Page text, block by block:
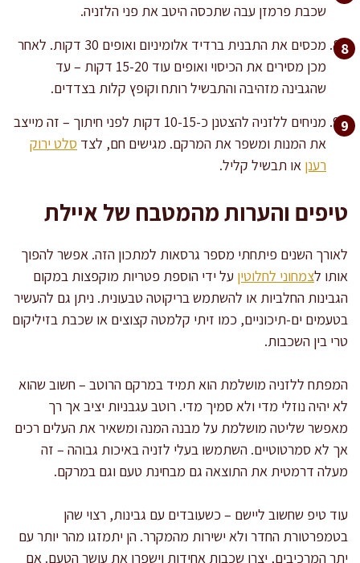
שכבת פרמזן עבה שתכסה היטב את פני הלזניה.
מכסים את התבנית ברדיד אלומיניום ואופים 30 דקות. לאחר
מכן מסירים את הכיסוי ואופים עוד 15-20 דקות – עד
שהגבינה מזהיבה והתבשיל רותח וקופץ קלות בצדדים.
מניחים ללזניה להצטנן כ-10-15 דקות לפני חיתוך – זה מייצב
את המנות ומשפר את המרקם. מגישים חם, לצד סלט ירוק
רענן או תבשיל קליל.
טיפים והערות מהמטבח של איילת
לאורך השנים פיתחתי מספר גרסאות למתכון הזה. אפשר להפוך
אותו לצמחוני לחלוטין על ידי הוספת פטריות מוקפצות במקום
הגבינות החלביות או להשתמש בריקוטה טבעונית. ניתן גם להעשיר
בטעמים ים-תיכוניים, כמו זיתי קלמטה קצוצים או שכבת בזיליקום
טרי בין השכבות.
המפתח ללזניה מושלמת הוא תמיד במרקם הרוטב – חשוב שהוא
לא יהיה נוזלי מדי ולא סמיך מדי. רוטב עגבניות יציב אך רך
מאפשר שליטה מושלמת על מבנה המנה ומשאיר את העלים רכים
אך לא סמרטוטיים. השתמשו בעלי לזניה באיכות גבוהה – זה
מעלה דרמטית את התוצאה גם מבחינת טעם וגם במרקם.
עוד טיפ שחשוב ליישם – כשעובדים עם גבינות, רצוי שהן
בטמפרטורת החדר ולא ישירות מהמקרר. הן יתמזגו מהר יותר עם
יתר המרכיבים, יצרו שכבות אחידות וישפרו את עושר הטעם. אם